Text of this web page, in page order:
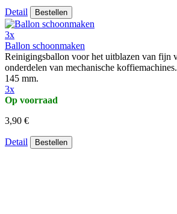
Detail Bestellen
3x
Ballon schoonmaken
Reinigingsballon voor het uitblazen van fijn
onderdelen van mechanische
145 mm.
3x
Op voorraad
3,90 €
Detail Bestellen